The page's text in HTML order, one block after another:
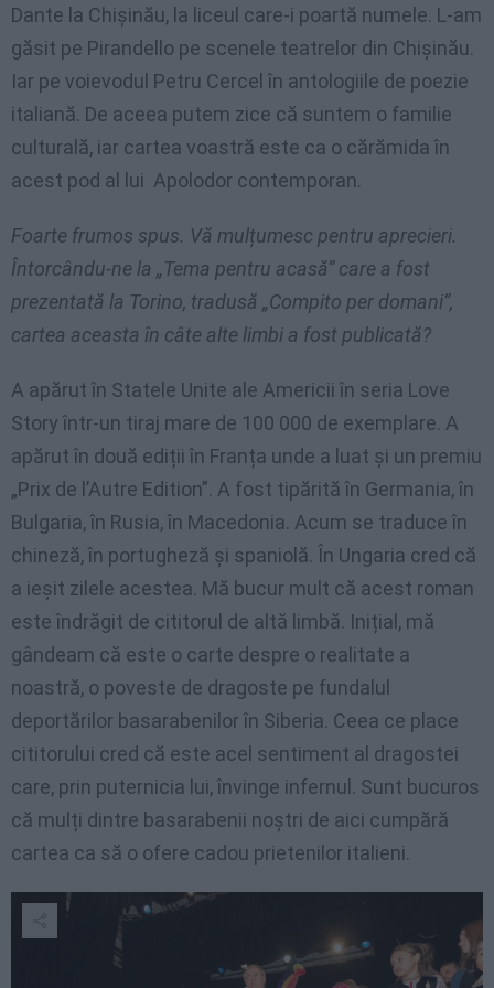
Dante la Chișinău, la liceul care-i poartă numele. L-am
găsit pe Pirandello pe scenele teatrelor din Chișinău.
Iar pe voievodul Petru Cercel în antologiile de poezie
italiană. De aceea putem zice că suntem o familie
culturală, iar cartea voastră este ca o cărămida în
acest pod al lui Apolodor contemporan.
Foarte frumos spus. Vă mulțumesc pentru aprecieri.
Întorcându-ne la „Tema pentru acasă” care a fost
prezentată la Torino, tradusă „Compito per domani”,
cartea aceasta în câte alte limbi a fost publicată?
A apărut în Statele Unite ale Americii în seria Love
Story într-un tiraj mare de 100 000 de exemplare. A
apărut în două ediții în Franța unde a luat și un premiu
„Prix de l’Autre Edition”. A fost tipărită în Germania, în
Bulgaria, în Rusia, în Macedonia. Acum se traduce în
chineză, în portugheză și spaniolă. În Ungaria cred că
a ieșit zilele acestea. Mă bucur mult că acest roman
este îndrăgit de cititorul de altă limbă. Inițial, mă
gândeam că este o carte despre o realitate a
noastră, o poveste de dragoste pe fundalul
deportărilor basarabenilor în Siberia. Ceea ce place
cititorului cred că este acel sentiment al dragostei
care, prin puternicia lui, învinge infernul. Sunt bucuros
că mulți dintre basarabenii noștri de aici cumpără
cartea ca să o ofere cadou prietenilor italieni.